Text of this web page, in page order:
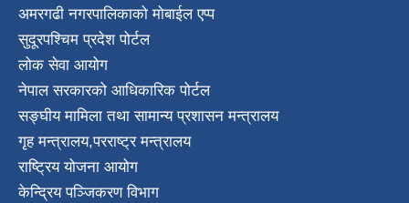
अमरगढी नगरपालिकाको मोबाईल एप्प
सुदूरपश्चिम प्रदेश पोर्टल
लोक सेवा आयोग
नेपाल सरकारको आधिकारिक पोर्टल
सङ्घीय मामिला तथा सामान्य प्रशासन मन्त्रालय
गृह मन्त्रालय,परराष्ट्र मन्त्रालय
राष्ट्रिय योजना आयोग
केन्द्रिय पञ्जिकरण विभाग